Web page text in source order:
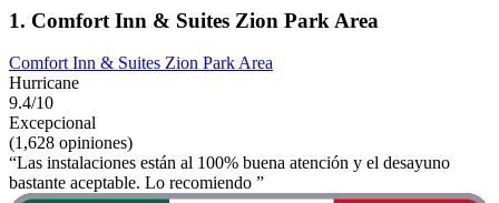
1. Comfort Inn & Suites Zion Park Area
Comfort Inn & Suites Zion Park Area
Hurricane
9.4/10
Excepcional
(1,628 opiniones)
“Las instalaciones están al 100% buena atención y el desayuno
bastante aceptable. Lo recomiendo ”